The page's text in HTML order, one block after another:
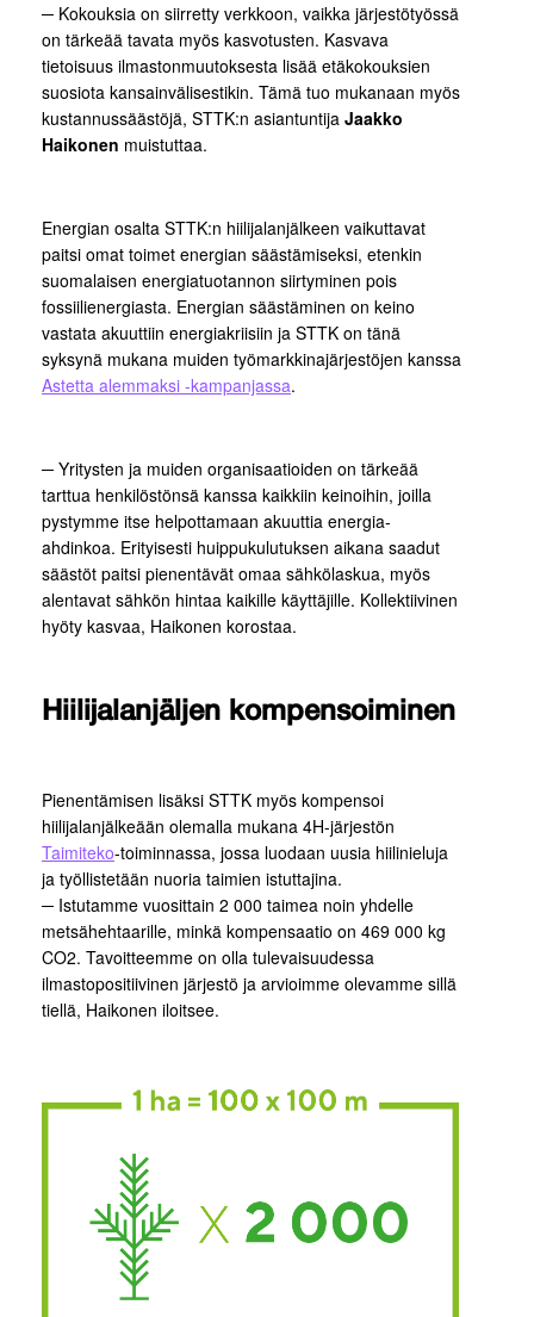
─ Kokouksia on siirretty verkkoon, vaikka järjestötyössä
on tärkeää tavata myös kasvotusten. Kasvava
tietoisuus ilmastonmuutoksesta lisää etäkokouksien
suosiota kansainvälisestikin. Tämä tuo mukanaan myös
kustannussäästöjä, STTK:n asiantuntija Jaakko
Haikonen muistuttaa.
Energian osalta STTK:n hiilijalanjälkeen vaikuttavat
paitsi omat toimet energian säästämiseksi, etenkin
suomalaisen energiatuotannon siirtyminen pois
fossiilienergiasta. Energian säästäminen on keino
vastata akuuttiin energiakriisiin ja STTK on tänä
syksynä mukana muiden työmarkkinajärjestöjen kanssa
Astetta alemmaksi -kampanjassa.
─ Yritysten ja muiden organisaatioiden on tärkeää
tarttua henkilöstönsä kanssa kaikkiin keinoihin, joilla
pystymme itse helpottamaan akuuttia energia-
ahdinkoa. Erityisesti huippukulutuksen aikana saadut
säästöt paitsi pienentävät omaa sähkölaskua, myös
alentavat sähkön hintaa kaikille käyttäjille. Kollektiivinen
hyöty kasvaa, Haikonen korostaa.
Hiilijalanjäljen kompensoiminen
Pienentämisen lisäksi STTK myös kompensoi
hiilijalanjälkeään olemalla mukana 4H-järjestön
Taimiteko-toiminnassa, jossa luodaan uusia hiilinieluja
ja työllistetään nuoria taimien istuttajina.
─ Istutamme vuosittain 2 000 taimea noin yhdelle
metsähehtaarille, minkä kompensaatio on 469 000 kg
CO2. Tavoitteemme on olla tulevaisuudessa
ilmastopositiivinen järjestö ja arvioimme olevamme sillä
tiellä, Haikonen iloitsee.